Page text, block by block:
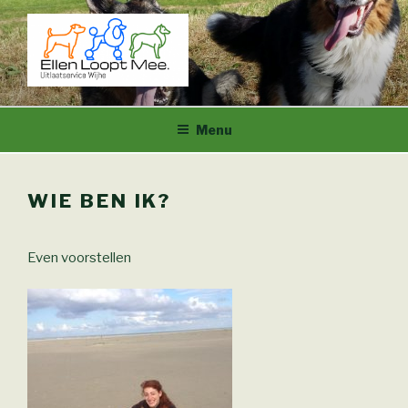
Naar
de
inhoud
springen
ELLEN LOOPT MEE.
Uitlaatservice Wijhe
Menu
WIE BEN IK?
Even voorstellen